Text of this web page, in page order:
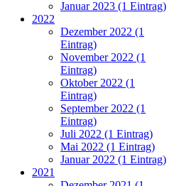
Januar 2023 (1 Eintrag)
2022
Dezember 2022 (1
Eintrag)
November 2022 (1
Eintrag)
Oktober 2022 (1
Eintrag)
September 2022 (1
Eintrag)
Juli 2022 (1 Eintrag)
Mai 2022 (1 Eintrag)
Januar 2022 (1 Eintrag)
2021